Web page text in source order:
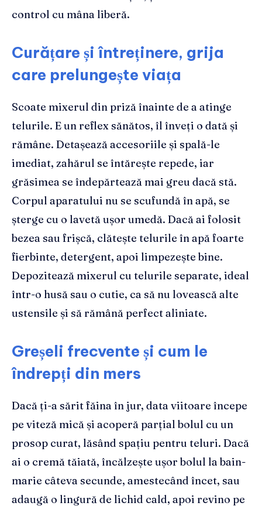
control cu mâna liberă.
Curățare și întreținere, grija
care prelungește viața
Scoate mixerul din priză înainte de a atinge
telurile. E un reflex sănătos, îl înveți o dată și
rămâne. Detașează accesoriile și spală-le
imediat, zahărul se întărește repede, iar
grăsimea se îndepărtează mai greu dacă stă.
Corpul aparatului nu se scufundă în apă, se
șterge cu o lavetă ușor umedă. Dacă ai folosit
bezea sau frișcă, clătește telurile în apă foarte
fierbinte, detergent, apoi limpezește bine.
Depozitează mixerul cu telurile separate, ideal
într-o husă sau o cutie, ca să nu lovească alte
ustensile și să rămână perfect aliniate.
Greșeli frecvente și cum le
îndrepți din mers
Dacă ți-a sărit făina în jur, data viitoare începe
pe viteză mică și acoperă parțial bolul cu un
prosop curat, lăsând spațiu pentru teluri. Dacă
ai o cremă tăiată, încălzește ușor bolul la bain-
marie câteva secunde, amestecând încet, sau
adaugă o lingură de lichid cald, apoi revino pe